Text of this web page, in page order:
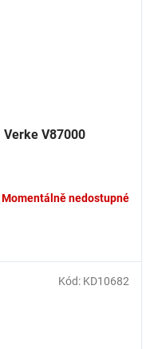
V87000
Momentálně nedostupné
Kód: KD10682